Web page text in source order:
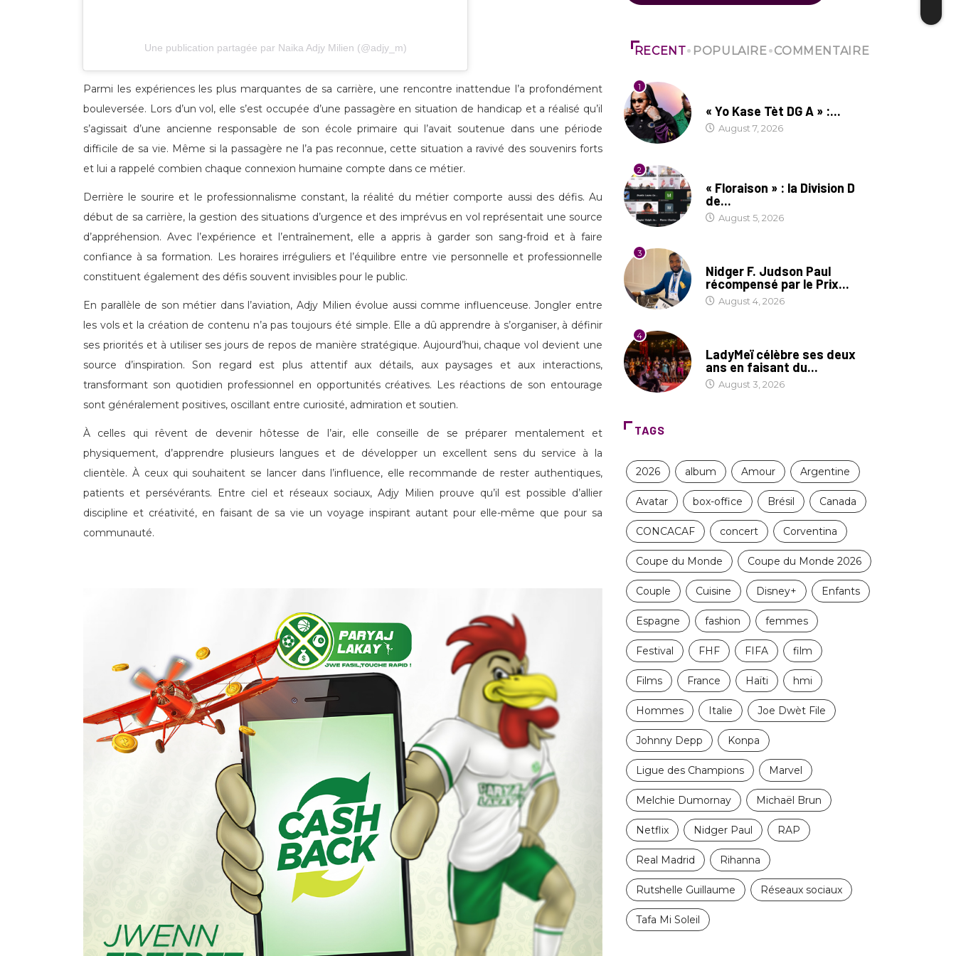
Une publication partagée par Naika Adjy Milien (@adjy_m)
Parmi les expériences les plus marquantes de sa carrière, une rencontre inattendue l’a profondément
bouleversée. Lors d’un vol, elle s’est occupée d’une passagère en situation de handicap et a réalisé qu’il
s’agissait d’une ancienne responsable de son école primaire qui l’avait soutenue dans une période
difficile de sa vie. Même si la passagère ne l’a pas reconnue, cette situation a ravivé des souvenirs forts
et lui a rappelé combien chaque connexion humaine compte dans ce métier.
Derrière le sourire et le professionnalisme constant, la réalité du métier comporte aussi des défis. Au
début de sa carrière, la gestion des situations d’urgence et des imprévus en vol représentait une source
d’appréhension. Avec l’expérience et l’entraînement, elle a appris à garder son sang-froid et à faire
confiance à sa formation. Les horaires irréguliers et l’équilibre entre vie personnelle et professionnelle
constituent également des défis souvent invisibles pour le public.
En parallèle de son métier dans l’aviation, Adjy Milien évolue aussi comme influenceuse. Jongler entre
les vols et la création de contenu n’a pas toujours été simple. Elle a dû apprendre à s’organiser, à définir
ses priorités et à utiliser ses jours de repos de manière stratégique. Aujourd’hui, chaque vol devient une
source d’inspiration. Son regard est plus attentif aux détails, aux paysages et aux interactions,
transformant son quotidien professionnel en opportunités créatives. Les réactions de son entourage
sont généralement positives, oscillant entre curiosité, admiration et soutien.
À celles qui rêvent de devenir hôtesse de l’air, elle conseille de se préparer mentalement et
physiquement, d’apprendre plusieurs langues et de développer un excellent sens du service à la
clientèle. À ceux qui souhaitent se lancer dans l’influence, elle recommande de rester authentiques,
patients et persévérants. Entre ciel et réseaux sociaux, Adjy Milien prouve qu’il est possible d’allier
discipline et créativité, en faisant de sa vie un voyage inspirant autant pour elle-même que pour sa
communauté.
RECENT POPULAIRE COMMENTAIRE
1
« Yo Kase Tèt DG A » :...
August 7, 2026
2
« Floraison » : la Division D
de...
August 5, 2026
3
Nidger F. Judson Paul
récompensé par le Prix...
August 4, 2026
4
LadyMeï célèbre ses deux
ans en faisant du...
August 3, 2026
TAGS
2026 album Amour Argentine
Avatar box-office Brésil Canada
CONCACAF concert Corventina
Coupe du Monde Coupe du Monde 2026
Couple Cuisine Disney+ Enfants
Espagne fashion femmes
Festival FHF FIFA film
Films France Haïti hmi
Hommes Italie Joe Dwèt File
Johnny Depp Konpa
Ligue des Champions Marvel
Melchie Dumornay Michaël Brun
Netflix Nidger Paul RAP
Real Madrid Rihanna
Rutshelle Guillaume Réseaux sociaux
Tafa Mi Soleil